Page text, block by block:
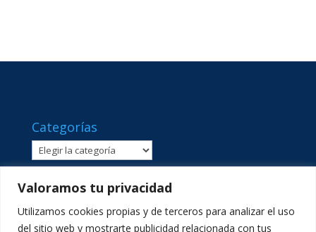
Valoramos tu privacidad
Utilizamos cookies propias y de terceros para analizar el uso
del sitio web y mostrarte publicidad relacionada con tus
Categorías
Categorías